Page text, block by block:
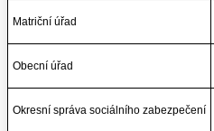
Matriční úřad
Obecní úřad
Okresní správa sociálního zabezpečení